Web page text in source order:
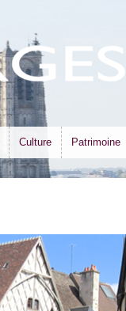
Culture Patrimoine